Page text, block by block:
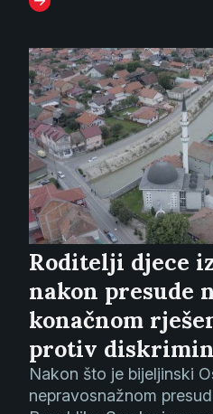
Roditelji djece
nakon presude
konačnom
protiv
Nakon što je bijeljinski
nepravosnažnom